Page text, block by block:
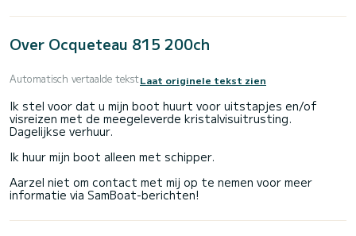
Over Ocqueteau 815 200ch
Automatisch vertaalde tekstLaat originele tekst zien
Ik stel voor dat u mijn boot huurt voor uitstapjes en/of
visreizen met de meegeleverde kristalvisuitrusting.
Dagelijkse verhuur.
Ik huur mijn boot alleen met schipper.
Aarzel niet om contact met mij op te nemen voor meer